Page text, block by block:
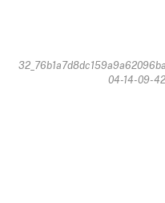
04-14-09-